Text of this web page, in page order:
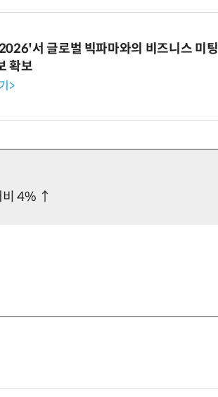
서 글로벌 빅파마와의 비즈니스 미팅
확보
>
비 4% ↑